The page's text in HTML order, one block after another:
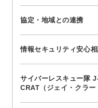
協定・地域との連携
情報セキュリティ安心
サイバーレスキュー隊
CRAT（ジェイ・クラー